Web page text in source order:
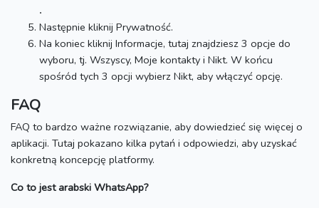
.
Następnie kliknij Prywatność.
Na koniec kliknij Informacje, tutaj znajdziesz 3 opcje do
wyboru, tj. Wszyscy, Moje kontakty i Nikt. W końcu
spośród tych 3 opcji wybierz Nikt, aby włączyć opcję.
FAQ
FAQ to bardzo ważne rozwiązanie, aby dowiedzieć się więcej o
aplikacji. Tutaj pokazano kilka pytań i odpowiedzi, aby uzyskać
konkretną koncepcję platformy.
Co to jest arabski WhatsApp?